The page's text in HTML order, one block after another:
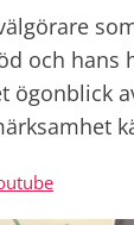
och hans
ögonblick